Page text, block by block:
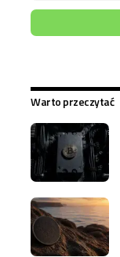
Warto przeczytać